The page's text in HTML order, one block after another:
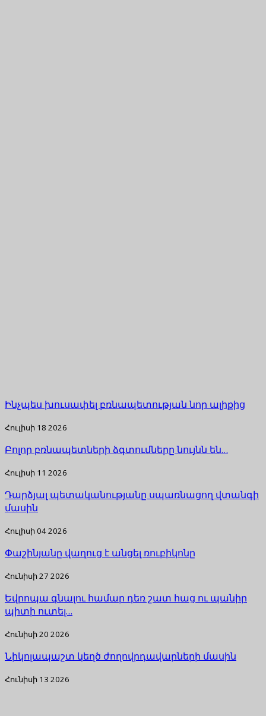
Ինչպես խուսափել բռնապետության նոր ալիքից
Հուլիսի 18 2026
Բոլոր բռնապետների ձգտումները նույնն են…
Հուլիսի 11 2026
Դարձյալ պետականությանը սպառնացող վտանգի
մասին
Հուլիսի 04 2026
Փաշինյանը վաղուց է անցել ռուբիկոնը
Հունիսի 27 2026
Եվրոպա գնալու համար դեռ շատ հաց ու պանիր
պիտի ուտել…
Հունիսի 20 2026
Նիկոլապաշտ կեղծ ժողովրդավարների մասին
Հունիսի 13 2026